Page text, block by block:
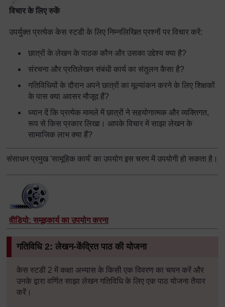
विचार के लिए रुकें
उपर्युक्त प्रत्येक केस स्टडी के लिए निम्नलिखित प्रश्नों पर विचार करें:
छात्रों के लेखन के पाठक कौन और उसका उद्देश्य क्या है?
संरचना और प्रतिलेखन संबंधी कार्य का संतुलन कैसा है?
गतिविधियों के दौरान अपने छात्रों का मूल्यांकन करने के लिए शिक्षकों
के पास क्या अवसर मौजूद हैं?
ध्यान दें कि प्रत्येक मामले में छात्रों ने सहयोगात्मक और व्यक्तिगत,
रूप से किस प्रकार लिखा। आपके विचार में साझा लेखन के
सामाजिक लाभ क्या हैं?
संसाधन प्रमुख 'सामूहिक कार्य' का उपयोग इस चरण में उपयोगी हो सकता है।
वीडियो: समूहकार्य का उपयोग करना
गतिविधि 2: लेखन-केंद्रित पाठ की योजना
केस स्टडी 2 में कक्षा अभ्यास के किसी एक विवरण का चयन करें और
उनके द्वारा वर्णित साझा लेखन गतिविधि के लिए एक पाठ योजना तैयार
करें।